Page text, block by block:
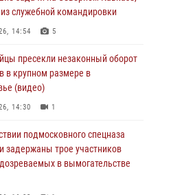
задержали подозреваемых в
09:00
Росгвардии по
собрание, посвященное
региональной
организации ветеранов войск
(видео)
служебной командировки
14:54 5
пресекли незаконный оборот
в крупном размере в
(видео)
14:30 1
подмосковного спецназа
задержаны трое участников
в вымогательстве